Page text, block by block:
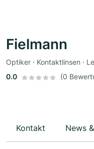
Fielmann
Optiker · Kontaktlinsen ·
0.0
(0
Kontakt News